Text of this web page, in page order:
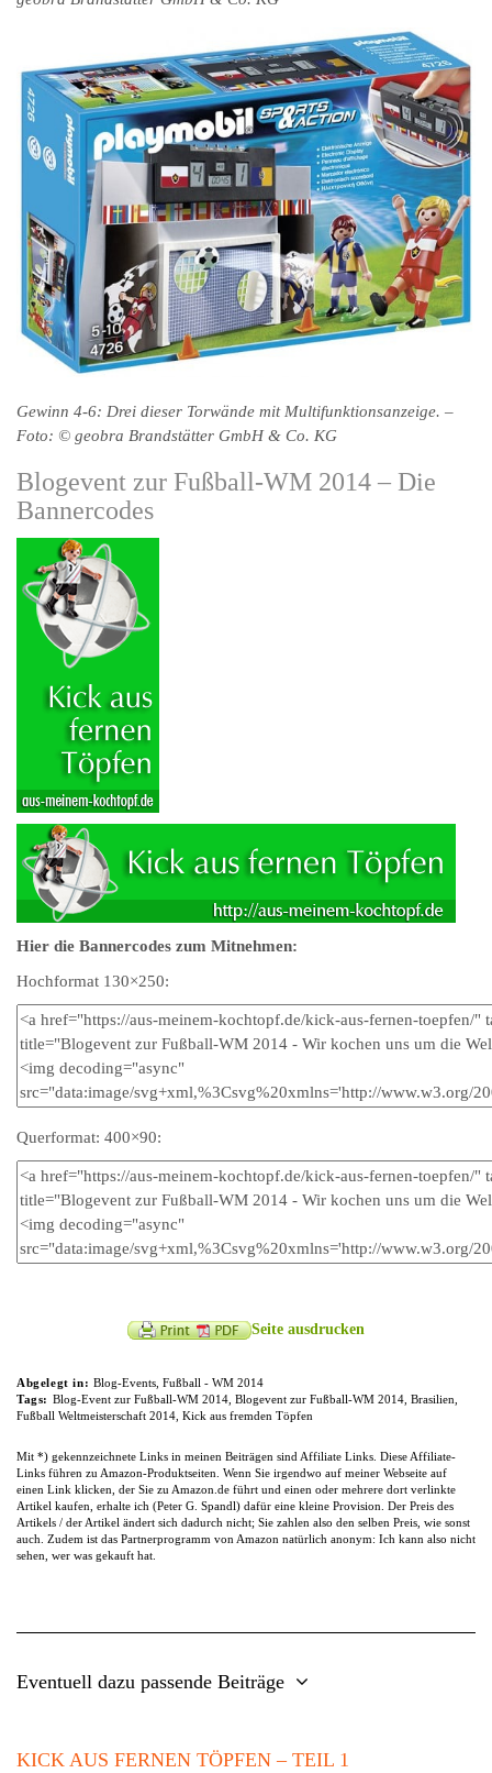
Gewinn 4-6: Drei dieser Torwände mit Multifunktionsanzeige. –
Foto: © geobra Brandstätter GmbH & Co. KG
Blogevent zur Fußball-WM 2014 – Die
Bannercodes
Hier die Bannercodes zum Mitnehmen:
Hochformat 130×250:
Querformat: 400×90:
Seite ausdrucken
Abgelegt in: Blog-Events, Fußball - WM 2014
Tags: Blog-Event zur Fußball-WM 2014, Blogevent zur Fußball-WM 2014, Brasilien
Fußball Weltmeisterschaft 2014 Kick aus fremden Töpfen
Mit *) gekennzeichnete Links in meinen Beiträgen sind Affiliate Links. Diese Affiliate-
Links führen zu Amazon-Produktseiten. Wenn Sie irgendwo auf meiner Webseite auf
einen Link klicken, der Sie zu Amazon.de führt und einen oder mehrere dort verlinkte
Artikel kaufen, erhalte ich (Peter G. Spandl) dafür eine kleine Provision. Der Preis des
Artikels / der Artikel ändert sich dadurch nicht; Sie zahlen also den selben Preis, wie sonst
auch. Zudem ist das Partnerprogramm von Amazon natürlich anonym: Ich kann also nicht
sehen, wer was gekauft hat.
Eventuell dazu passende Beiträge
KICK AUS FERNEN TÖPFEN – TEIL 1